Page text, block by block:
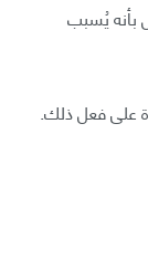
بأنه يُسبب
على فعل ذلك.